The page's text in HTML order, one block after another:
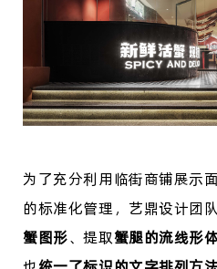
为了充分利用临街商铺展示
的标准化管理，艺鼎设计团
蟹图形、提取蟹腿的流线形